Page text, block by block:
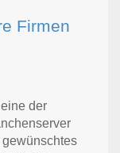
Firmen
der